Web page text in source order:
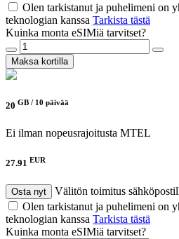
Olen tarkistanut ja puhelimeni on
teknologian kanssa Tarkista tästä
Kuinka monta eSIMiä tarvitset?
Maksa kortilla
20 GB / 10 päivää
Ei ilman nopeusrajoitusta MTEL
27.91 EUR
Osta nyt
Välitön toimitus
Olen tarkistanut ja puhelimeni on
teknologian kanssa Tarkista tästä
Kuinka monta eSIMiä tarvitset?